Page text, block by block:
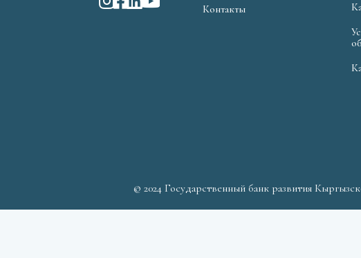
Контакты
© 2024 Государственный банк развития